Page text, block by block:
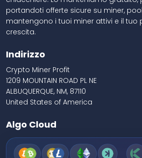
portandoti offerte sicure su miner,
mantengono i tuoi miner attivi e il tuo
crescita.
Indirizzo
Crypto Miner Profit
1209 MOUNTAIN ROAD PL NE
ALBUQUERQUE, NM, 87110
United States of America
Algo Cloud